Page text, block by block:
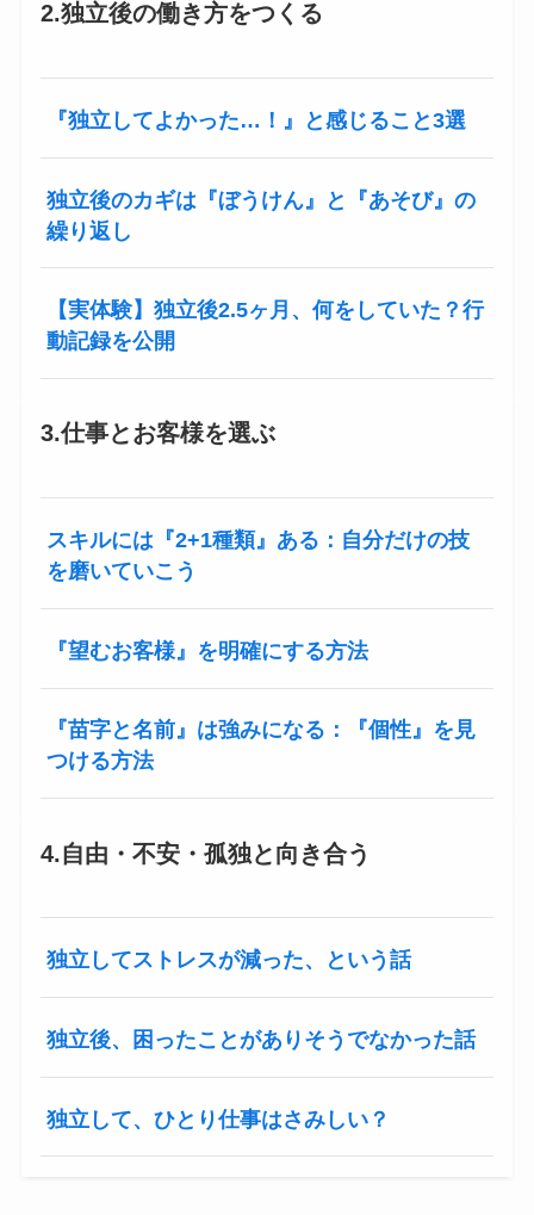
2.独立後の働き方をつくる
『独立してよかった…！』と感じること3選
独立後のカギは『ぼうけん』と『あそび』の
繰り返し
【実体験】独立後2.5ヶ月、何をしていた？行
動記録を公開
3.仕事とお客様を選ぶ
スキルには『2+1種類』ある：自分だけの技
を磨いていこう
『望むお客様』を明確にする方法
『苗字と名前』は強みになる：『個性』を見
つける方法
4.自由・不安・孤独と向き合う
独立してストレスが減った、という話
独立後、困ったことがありそうでなかった話
独立して、ひとり仕事はさみしい？